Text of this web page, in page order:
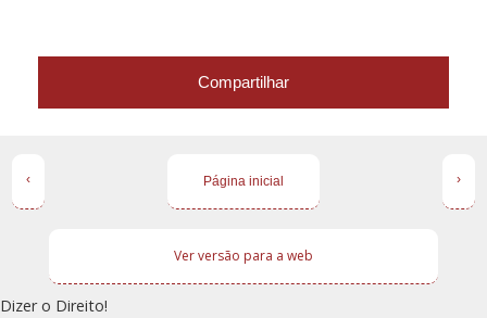
Compartilhar
‹ ›
Página inicial
Ver versão para a web
Dizer o Direito!